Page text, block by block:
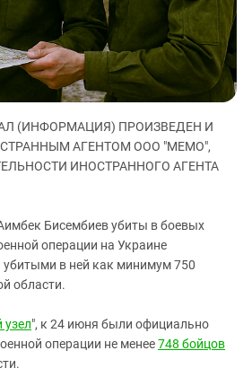
КАВКАЗ ЗА ПАЛЕСТИНУ
ИНАКОМЫСЛИЕ В ЧЕЧНЕ
ПРЕСЛЕДОВАНИЕ АКТИВИСТОВ
МОБИЛИЗАЦИЯ И ПРОТЕСТЫ
(ИНФОРМАЦИЯ) ПРОИЗВЕДЕН И
АГЕНТОМ ООО "МЕМО",
ИНОСТРАННОГО АГЕНТА
Бисембиев убиты в боевых
операции на Украине
в ней как минимум 750
области.
узел", к 24 июня были официально
операции не менее748 бойцов